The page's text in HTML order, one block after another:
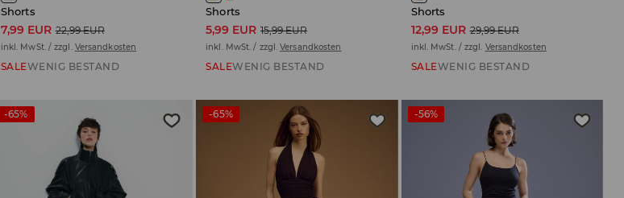
Shorts
7,99 EUR 22,99 EUR
inkl. MwSt. / zzgl. Versandkosten
SALEWENIG BESTAND
Shorts
5,99 EUR 15,99 EUR
inkl. MwSt. / zzgl.Versandkosten
SALEWENIG BESTAND
Shorts
12,99 EUR 29,99 EUR
inkl. MwSt. / zzgl. Versandkosten
SALEWENIG BESTAND
-65% -65% -56%